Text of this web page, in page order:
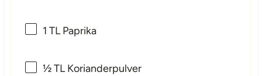
1 TL Paprika
½TL Korianderpulver